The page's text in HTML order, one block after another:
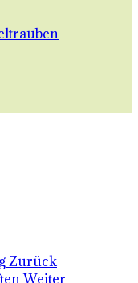
Zurück
Weiter